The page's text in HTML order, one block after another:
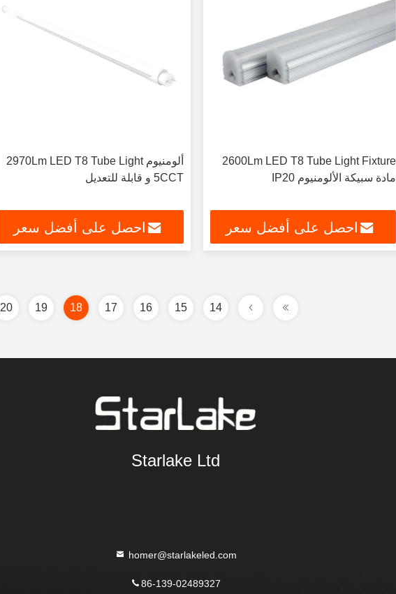
2600Lm LED T8 Tube Light Fixture
مادة سبيكة الألومنيوم IP20
احصل على أفضل سعر
ألومنيوم 2970Lm LED T8 Tube Light
5CCT و قابلة للتعديل
احصل على أفضل سعر
14
15
16
17
18
19
20
Starlake Ltd
homer@starlakeled.com
86-139-02489327